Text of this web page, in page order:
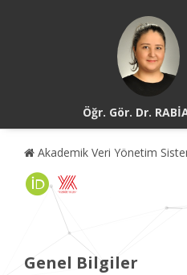
Öğr. Gör. Dr.
Akademik Veri Yönetim
Genel Bilgiler